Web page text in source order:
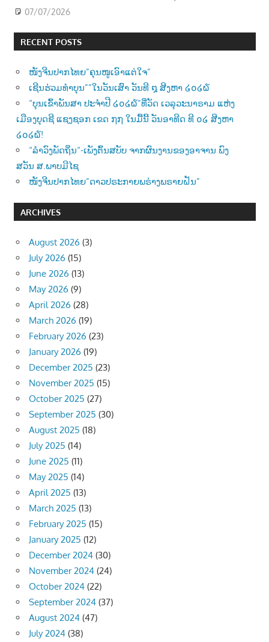
07/07/2026
RECENT POSTS
ໜັງຈີນປາກໄທຍ”ຄຸນໜູເອົາແຕ່ໃຈ”
ເຊີນຮ່ວມທຳບຸນ””ໃນວັນເສົາ ວັນທີ ໘ ສີງຫາ ໒໐໒໖
“ບຸນເຂົ້າພັນສາ ປະຈຳປີ ໒໐໒໖”ທີ່ວັດ ເວລຸວະນາຣາມ ແຫ່ງ
ເມືອງບຸດຊີ ແຊງຊອກ ເຂດ ໗໗ ໃນມື້ນີ້ ວັນອາທີດ ທີ ໐໒ ສີງຫາ
໒໐໒໖!
“ລຳວົງພັດຖິ່ນ“-ເພັງຕົ້ນສບັບ ຈາກຜົນງານຂອງອາຈານ ພົງ
ສວັນ ສ.ພາບມີໄຊ
ໜັງຈີນປາກໄທຍ”ດາວປຣະກາຍພຣ່າງພຣາຍຝັນ”
ARCHIVES
August 2026 (3)
July 2026 (15)
June 2026 (13)
May 2026 (9)
April 2026 (28)
March 2026 (19)
February 2026 (23)
January 2026 (19)
December 2025 (23)
November 2025 (15)
October 2025 (27)
September 2025 (30)
August 2025 (18)
July 2025 (14)
June 2025 (11)
May 2025 (14)
April 2025 (13)
March 2025 (13)
February 2025 (15)
January 2025 (12)
December 2024 (30)
November 2024 (24)
October 2024 (22)
September 2024 (37)
August 2024 (47)
July 2024 (38)